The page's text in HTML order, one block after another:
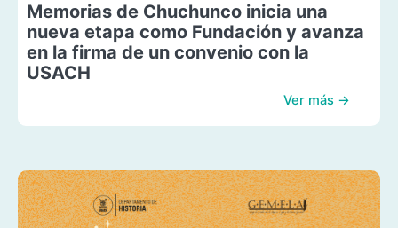
Memorias de Chuchunco inicia una
nueva etapa como Fundación y avanza
en la firma de un convenio con la
USACH
Ver más →